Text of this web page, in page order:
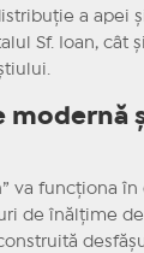
a apei
Sf. Ioan, cât
modernă
va funcționa
de înălțime de